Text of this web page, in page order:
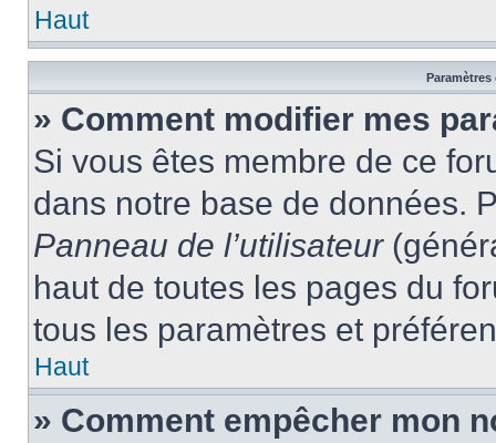
Haut
Paramètres
» Comment modifier mes
Si vous êtes membre de ce
dans notre base de données.
Panneau de l’utilisateur
haut de toutes les pages du
tous les paramètres et
Haut
» Comment empêcher mon